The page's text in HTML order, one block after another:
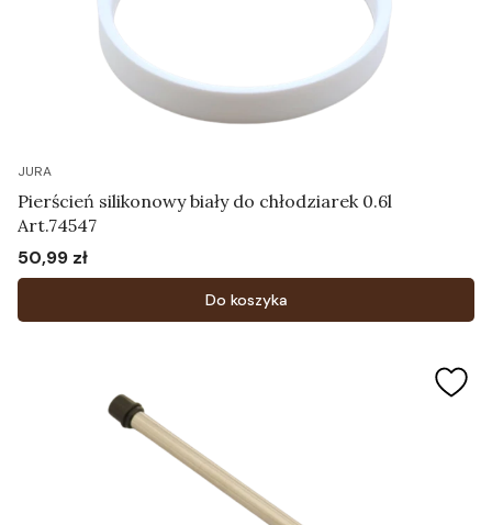
JURA
Pierścień silikonowy biały do chłodziarek 0.6l
Art.74547
Cena
50,99 zł
Do koszyka